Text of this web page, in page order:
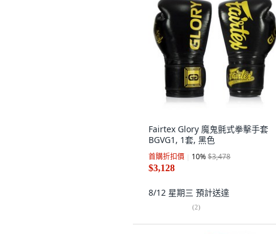
Fairtex Glory 魔鬼氈式拳擊手套
BGVG1, 1套, 黑色
首購折扣價 10%$3,478
$3,128
8/12 星期三 預計送達
(2)